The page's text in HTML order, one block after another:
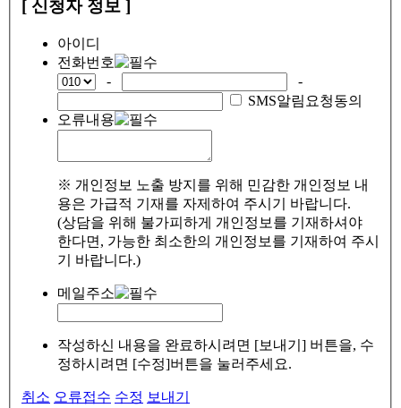
[ 신청자 정보 ]
아이디
전화번호
-
-
SMS알림요청동의
오류내용
※ 개인정보 노출 방지를 위해 민감한 개인정보 내
용은 가급적 기재를 자제하여 주시기 바랍니다.
(상담을 위해 불가피하게 개인정보를 기재하셔야
한다면, 가능한 최소한의 개인정보를 기재하여 주시
기 바랍니다.)
메일주소
작성하신 내용을 완료하시려면 [보내기] 버튼을, 수
정하시려면 [수정]버튼을 눌러주세요.
취소 오류접수 수정 보내기